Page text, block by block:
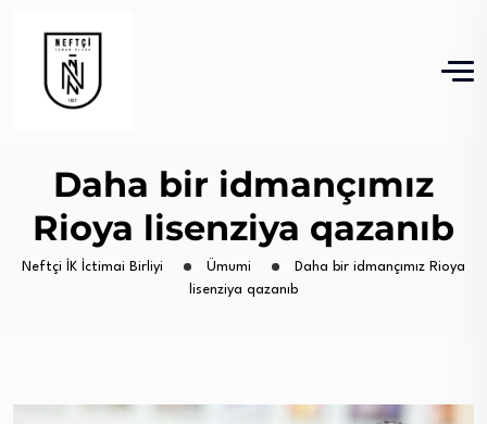
Daha bir idmançımız
Rioya lisenziya qazanıb
Neftçi İK İctimai Birliyi Ümumi
Daha bir idmançımız Rioya
lisenziya qazanıb